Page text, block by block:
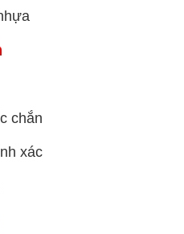
chắn
xác